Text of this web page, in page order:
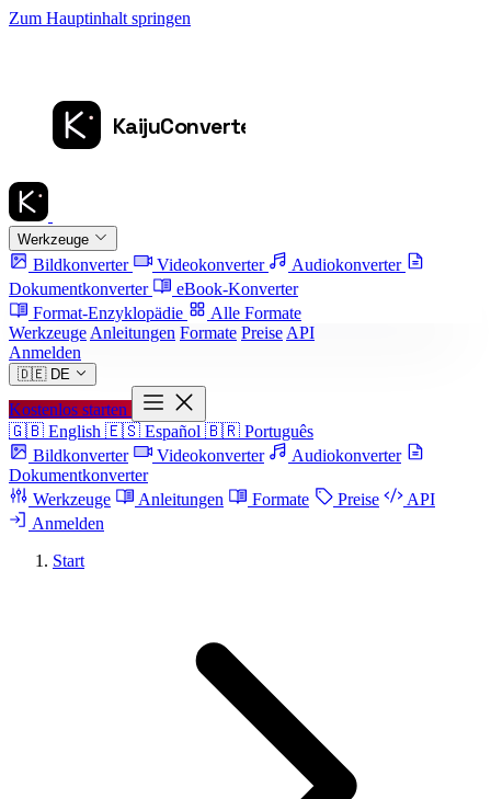
Zum Hauptinhalt springen
Werkzeuge
Bildkonverter Videokonverter
Audiokonverter
Dokumentkonverter
eBook-Konverter
Format-Enzyklopädie
Alle Formate
Werkzeuge Anleitungen Formate Preise API
Anmelden
🇩🇪 DE
Kostenlos starten
🇬🇧 English 🇪🇸 Español 🇧🇷 Português
Bildkonverter
Videokonverter
Audiokonverter
Dokumentkonverter
Werkzeuge
Anleitungen Formate Preise
API
Anmelden
Start